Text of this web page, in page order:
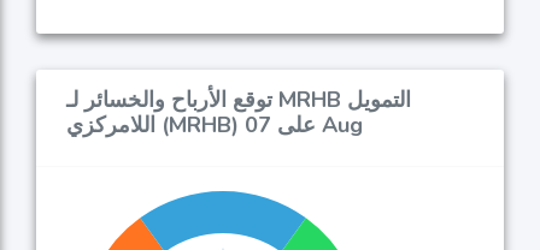
توقع الأرباح والخسائر لـ MRHB التمويل
اللامركزي (MRHB) على 07 Aug